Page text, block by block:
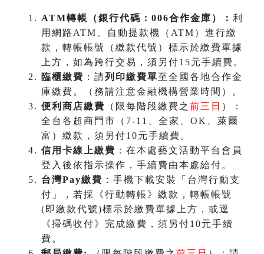
ATM轉帳（銀行代碼：006合作金庫）： 利
用網路ATM、自動提款機（ATM）進行繳
款，轉帳帳號（繳款代號）標示於繳費單據
上方，如為跨行交易，須另付15元手續費。
臨櫃繳費 ：請列印繳費單至全國各地合作金
庫繳費。（務請注意金融機構營業時間）。
便利商店繳費
（限每階段繳費之 前三日 ）：
全台各超商門市（7-11、全家、OK、萊爾
富）繳款，須另付10元手續費。
信用卡線上繳費 ：在本處藝文活動平台會員
登入後依指示操作，手續費由本處給付。
台灣Pay繳費 ：手機下載安裝「台灣行動支
付」，若採《行動轉帳》繳款，轉帳帳號
(即繳款代號)標示於繳費單據上方，或逕
《掃碼收付》完成繳費，須另付10元手續
費。